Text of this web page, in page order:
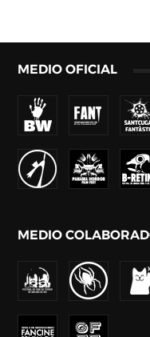
MEDIO OFICIAL
MEDIO